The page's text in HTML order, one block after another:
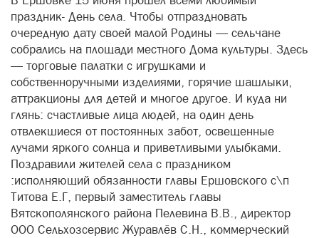
праздник- День села. Чтобы отпраздновать
очередную дату своей малой Родины — сельчане
собрались на площади местного Дома культуры. Здесь
— торговые палатки с игрушками и
собственноручными изделиями, горячие шашлыки,
аттракционы для детей и многое другое. И куда ни
глянь: счастливые лица людей, на один день
отвлекшиеся от постоянных забот, освещенные
лучами яркого солнца и приветливыми улыбками.
Поздравили жителей села с праздником
:исполняющий обязанности главы Ершовского с\п
Титова Е.Г, первый заместитель главы
Вятскополянского района Пелевина В.В., директор
ООО Сельхозсервис Журавлёв С.Н., коммерческий